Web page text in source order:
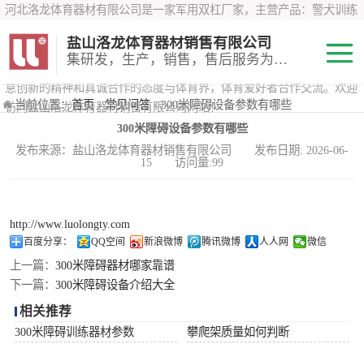
河北洛龙体育器材有限公司是一家军用双杠厂家，主营产品：警犬训练
*训练器材、400米障碍器材、军用单杠、军用双杠、军犬训练器材等训
练器材，咨询攀岩墙价格？在线咨询客服，公司以顾客至上的原则，锐
意创新的精神和真诚合作的态度与体育界，体育爱好者合作交流。欢迎
访问盐山洛龙体育器材销售有限公司网站！
盐山洛龙体育器材销售有限公司
集研发，生产，销售，售后服务为一体
当前位置：首页›常见问答› 300米障碍设备参数有哪些
300米障碍设备参数有哪些
发布来源：盐山洛龙体育器材销售有限公司 发布日期: 2026-06-
15 访问量:99
http://www.luolongty.com
百度分享： QQ空间 新浪微博 腾讯微博 人人网 微信
上一篇： 300米障碍器材哪家靠谱
下一篇： 300米障碍设备介绍大全
相关推荐
300米障碍训练器材参数
攀爬架质量如何判断
200米障碍器材
心理行为训练器
警犬训练器材
军用单双杠
400米障碍器材